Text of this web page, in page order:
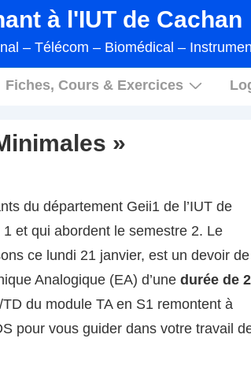
à l'IUT de Cachan
– Télécom – Biomédical –
Fiches, Cours & Exercices
»
du département Geii1 de l’IUT de
et qui abordent le semestre 2. Le
ce lundi 21 janvier, est un devoir de
Analogique (EA) d’une durée de
du module TA en S1 remontent à
pour vous guider dans votre travail